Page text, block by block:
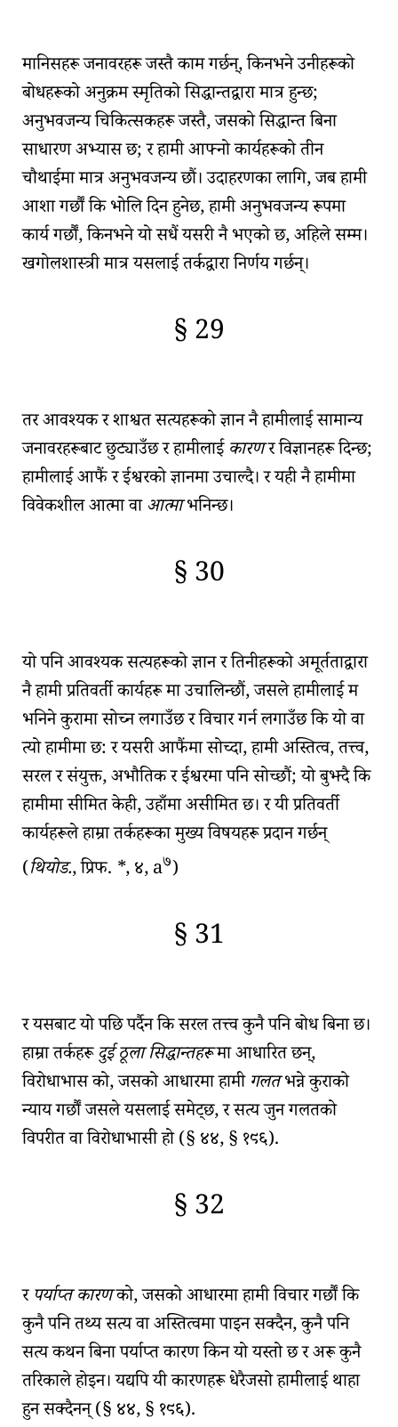
मानिसहरू जनावरहरू जस्तै काम गर्छन्, किनभने उनीहरूको
बोधहरूको अनुक्रम स्मृतिको सिद्धान्तद्वारा मात्र हुन्छ;
अनुभवजन्य चिकित्सकहरू जस्तै, जसको सिद्धान्त बिना
साधारण अभ्यास छ; र हामी आफ्नो कार्यहरूको तीन
चौथाईमा मात्र अनुभवजन्य छौं। उदाहरणका लागि, जब हामी
आशा गर्छौं कि भोलि दिन हुनेछ, हामी अनुभवजन्य रूपमा
कार्य गर्छौं, किनभने यो सधैं यसरी नै भएको छ, अहिले सम्म।
खगोलशास्त्री मात्र यसलाई तर्कद्वारा निर्णय गर्छन्।
§ 29
तरआवश्यक र शाश्वत सत्यहरूको ज्ञाननै हामीलाई सामान्य
जनावरहरूबाट छुट्याउँछ र हामीलाईकारणर विज्ञानहरू दिन्छ;
हामीलाई आफैं र ईश्वरको ज्ञानमा उचाल्दै। र यही नै हामीमा
विवेकशील आत्मावाआत्माभनिन्छ।
§ 30
यो पनि आवश्यक सत्यहरूको ज्ञान र तिनीहरूको अमूर्तताद्वारा
नै हामीप्रतिवर्ती कार्यहरूमा उचालिन्छौं, जसले हामीलाई म
भनिने कुरामा सोच्न लगाउँछ र विचार गर्न लगाउँछ कि यो वा
त्यो हामीमा छ: र यसरी आफैंमा सोच्दा, हामीअस्तित्व,तत्त्व,
सरल र संयुक्त, अभौतिक र ईश्वरमा पनि सोच्छौं; यो बुझ्दै कि
हामीमा सीमित केही, उहाँमा असीमित छ। र यी प्रतिवर्ती
कार्यहरूले हाम्रा तर्कहरूका मुख्य विषयहरू प्रदान गर्छन्
(थियोड., प्रिफ. *, ४, a७)
§ 31
र यसबाट यो पछि पर्दैन किसरल तत्त्वकुनै पनि बोध बिना छ।
हाम्रा तर्कहरूदुई ठूला सिद्धान्तहरूमा आधारित छन्,
विरोधाभासको, जसको आधारमा हामीगलतभन्ने कुराको
न्याय गर्छौं जसले यसलाई समेट्छ, र सत्य जुन गलतको
विपरीत वा विरोधाभासी हो (§ ४४, § १९६).
§ 32
रपर्याप्त कारणको, जसको आधारमा हामी विचार गर्छौं कि
कुनै पनि तथ्य सत्य वा अस्तित्वमा पाइन सक्दैन, कुनै पनि
सत्य कथन बिना पर्याप्त कारण किन यो यस्तो छ र अरू कुनै
तरिकाले होइन। यद्यपि यी कारणहरू धेरैजसो हामीलाई थाहा
हुन सक्दैनन् (§ ४४, § १९६).